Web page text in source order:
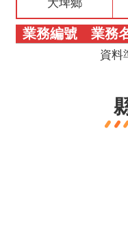
連
結
大埤鄉
業務編號 業務
資料